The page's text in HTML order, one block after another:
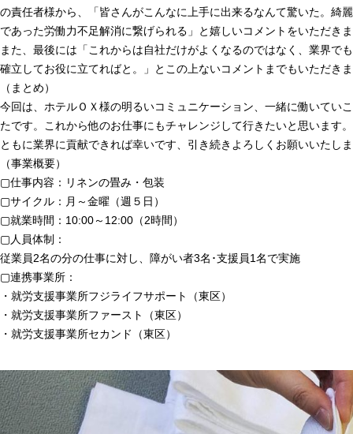
の責任者様から、「皆さんがこんなに上手に出来るなんて驚いた。綺
であった労働力不足解消に繋げられる」と嬉しいコメントをいただき
また、最後には「これからは自社だけがよくなるのではなく、業界で
確立してお役に立てればと。」とこの上ないコメントまでもいただき
（まとめ）
今回は、ホテルＯＸ様の明るいコミュニケーション、一緒に働いてい
たです。これから他のお仕事にもチャレンジして行きたいと思います。
ともに業界に貢献できれば幸いです、引き続きよろしくお願いいたし
（事業概要）
▢仕事内容：リネンの畳み・包装
▢サイクル：月～金曜（週５日）
▢就業時間：10:00～12:00（2時間）
▢人員体制：
従業員2名の分の仕事に対し、障がい者3名･支援員1名で実施
▢連携事業所：
・就労支援事業所フジライフサポート（東区）
・就労支援事業所ファースト（東区）
・就労支援事業所セカンド（東区）